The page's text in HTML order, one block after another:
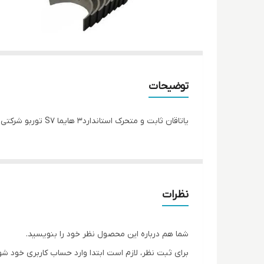
توضیحات
یاتاقان ثابت و متحرک استاندارد3 هایما S7 توربو شرکتی اصلی
نظرات
شما هم درباره این محصول نظر خود را بنویسید.
برای ثبت نظر، لازم است ابتدا وارد حساب کاربری خود